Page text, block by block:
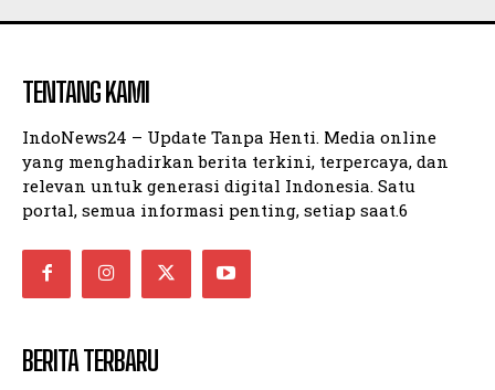
TENTANG KAMI
IndoNews24 – Update Tanpa Henti. Media online
yang menghadirkan berita terkini, terpercaya, dan
relevan untuk generasi digital Indonesia. Satu
portal, semua informasi penting, setiap saat.6
BERITA TERBARU